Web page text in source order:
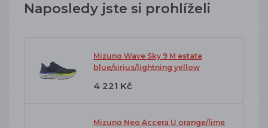
Naposledy jste si prohlíželi
Mizuno Wave Sky 9 M estate
blue/sirius/lightning yellow
4 221 Kč
Mizuno Neo Accera U orange/lime